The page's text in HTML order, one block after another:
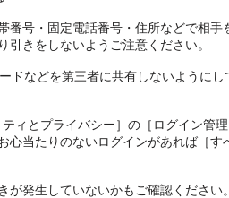
番号・固定電話番号・住所などで相手
きをしないようご注意ください。
ドなどを第三者に共有しないようにし
ィとプライバシー］の［ログイン管理
心当たりのないログインがあれば［す
発生していないかもご確認ください。